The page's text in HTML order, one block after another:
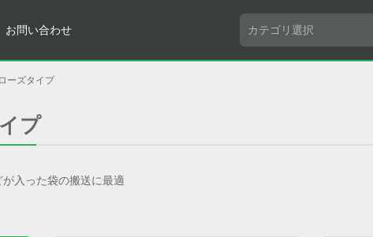
お問い合わせ
ーズタイプ
プ
入った袋の搬送に最適